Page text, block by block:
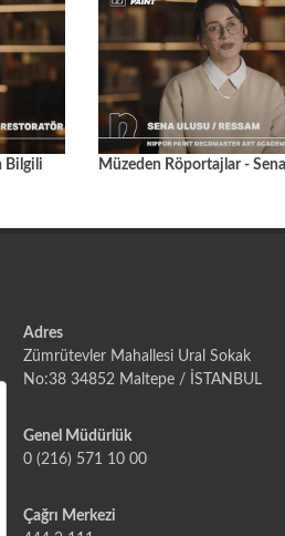
Bilgili Müzeden Röportajlar -
Adres
Zümrütevler Mahallesi Ural Sokak
No:38 34852 Maltepe / İSTANBUL
Genel Müdürlük
0 (216) 571 10 00
Çağrı Merkezi